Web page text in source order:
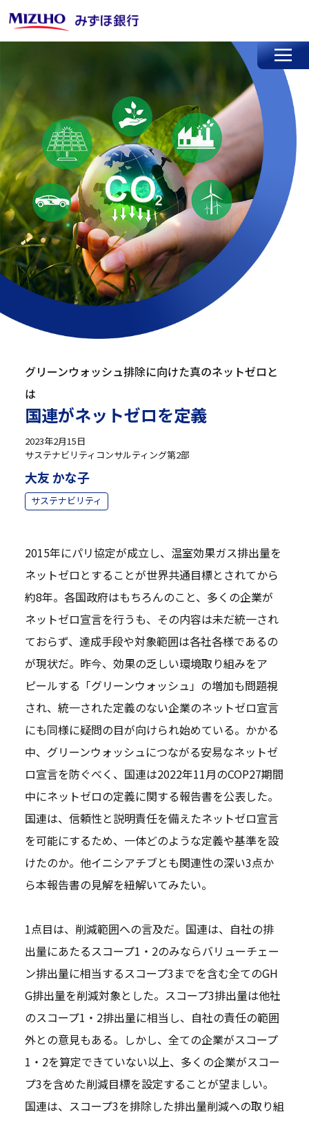
グリーンウォッシュ排除に向けた真のネットゼロと
は
国連がネットゼロを定義
2023年2月15日
サステナビリティコンサルティング第2部
大友 かな子
サステナビリティ
2015年にパリ協定が成立し、温室効果ガス排出量を
ネットゼロとすることが世界共通目標とされてから
約8年。各国政府はもちろんのこと、多くの企業が
ネットゼロ宣言を行うも、その内容は未だ統一され
ておらず、達成手段や対象範囲は各社各様であるの
が現状だ。昨今、効果の乏しい環境取り組みをア
ピールする「グリーンウォッシュ」の増加も問題視
され、統一された定義のない企業のネットゼロ宣言
にも同様に疑問の目が向けられ始めている。かかる
中、グリーンウォッシュにつながる安易なネットゼ
ロ宣言を防ぐべく、国連は2022年11月のCOP27期間
中にネットゼロの定義に関する報告書を公表した。
国連は、信頼性と説明責任を備えたネットゼロ宣言
を可能にするため、一体どのような定義や基準を設
けたのか。他イニシアチブとも関連性の深い3点か
ら本報告書の見解を紐解いてみたい。
1点目は、削減範囲への言及だ。国連は、自社の排
出量にあたるスコープ1・2のみならバリューチェー
ン排出量に相当するスコープ3までを含む全てのGH
G排出量を削減対象とした。スコープ3排出量は他社
のスコープ1・2排出量に相当し、自社の責任の範囲
外との意見もある。しかし、全ての企業がスコープ
1・2を算定できていない以上、多くの企業がスコー
プ3を含めた削減目標を設定することが望ましい。
国連は、スコープ3を排除した排出量削減への取り組